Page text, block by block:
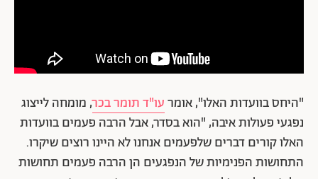
"היחס בוועדות האלו", אומרעו"ד תומר בכר, מומחה לייצוג
נפגעי פעולות איבה, "הוא בסדר, אבל הרבה פעמים בוועדות
האלו קורים דברים שלפעמים אנחנו לא היינו רוצים שיקרו.
התחושות הפנימיות של הנפגעים הן הרבה פעמים תחושות